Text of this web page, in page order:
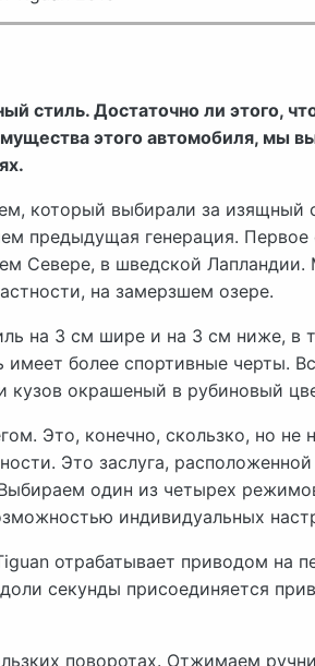
стиль. Достаточно ли этого,
этого автомобиля, мы
который выбирали за изящный
предыдущая генерация. Первое
Севере, в шведской
на замерзшем озере.
на 3 см шире и на 3 см ниже, в
имеет более спортивные черты.
окрашеный в рубиновый
Это, конечно, скользко, но не
Это заслуга, расположенной
один из четырех
индивидуальных
отрабатывает приводом на
секунды присоединяется
поворотах. Отжимаем